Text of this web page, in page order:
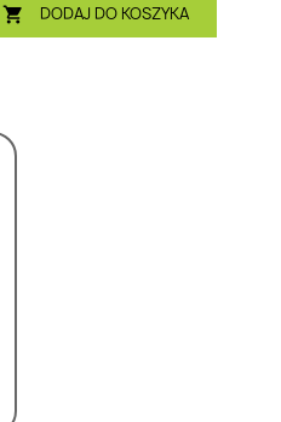
 DODAJ DO KOSZYKA